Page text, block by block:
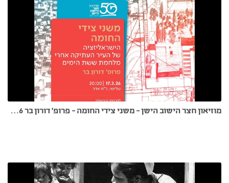
מוזיאון חצר הישוב הישן - משני צידי החומה - פרופ' דורון בר 17.3.26